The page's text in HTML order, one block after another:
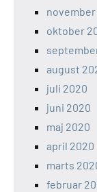
oktober
august
juli 2020
juni 2020
maj 2020
april 2020
marts
februar